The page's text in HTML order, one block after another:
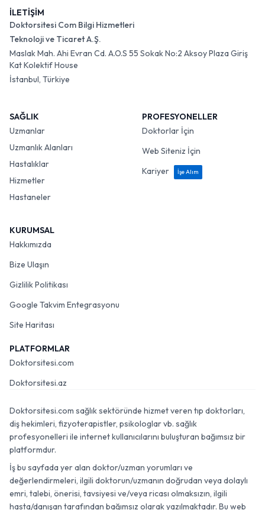
İLETİŞİM
Doktorsitesi Com Bilgi Hizmetleri
Teknoloji ve Ticaret A.Ş.
Maslak Mah. Ahi Evran Cd. A.O.S 55 Sokak No:2 Aksoy Plaza Giriş
Kat Kolektif House
İstanbul, Türkiye
SAĞLIK
Uzmanlar
Uzmanlık Alanları
Hastalıklar
Hizmetler
Hastaneler
PROFESYONELLER
Doktorlar İçin
Web Siteniz İçin
Kariyer
İşe Alım
KURUMSAL
Hakkımızda
Bize Ulaşın
Gizlilik Politikası
Google Takvim Entegrasyonu
Site Haritası
PLATFORMLAR
Doktorsitesi.com
Doktorsitesi.az
Doktorsitesi.com sağlık sektöründe hizmet veren tıp doktorları,
diş hekimleri, fizyoterapistler, psikologlar vb. sağlık
profesyonelleri ile internet kullanıcılarını buluşturan bağımsız bir
platformdur.
İş bu sayfada yer alan doktor/uzman yorumları ve
değerlendirmeleri, ilgili doktorun/uzmanın doğrudan veya dolaylı
emri, talebi, önerisi, tavsiyesi ve/veya ricası olmaksızın, ilgili
hasta/danışan tarafından bağımsız olarak yazılmaktadır. Bu web